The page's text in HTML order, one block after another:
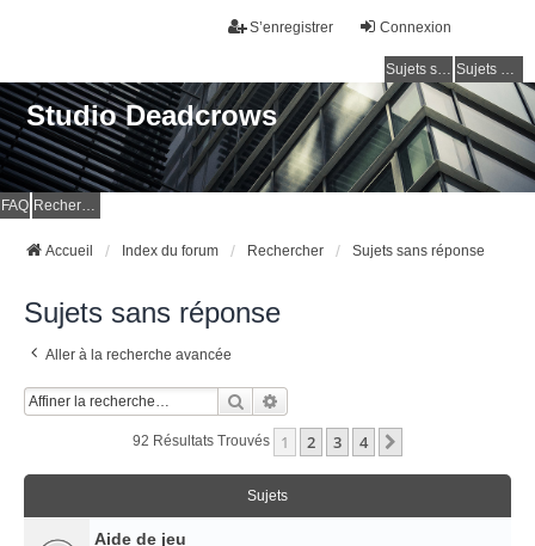
Connexion
S’enregistrer
Sujets sans réponse Sujets actifs
Studio Deadcrows
FAQ Rechercher
Accueil Index du forum Rechercher Sujets sans réponse
Sujets sans réponse
Aller à la recherche avancée
Rechercher
92 Résultats Trouvés 1 2 3 4
Sujets
Aide de jeu